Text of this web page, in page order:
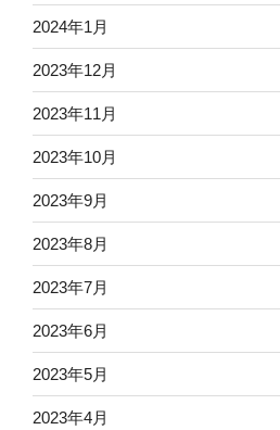
2024年1月
2023年12月
2023年11月
2023年10月
2023年9月
2023年8月
2023年7月
2023年6月
2023年5月
2023年4月